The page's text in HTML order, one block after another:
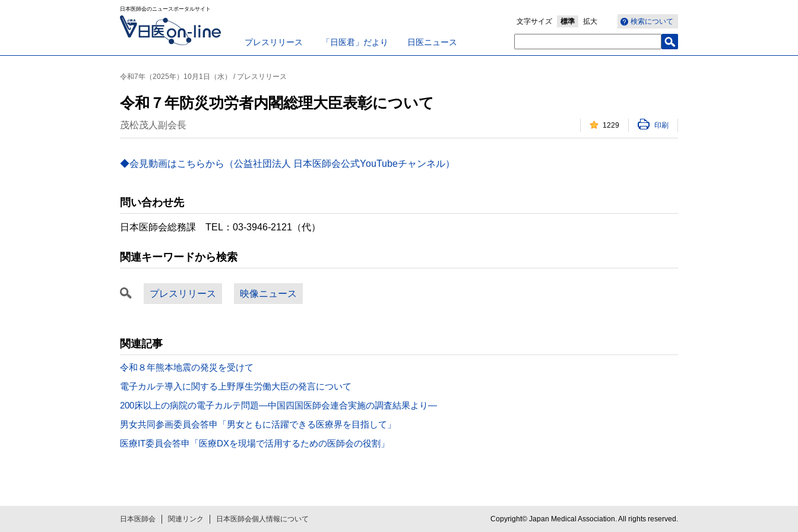
日本医師会のニュースポータルサイト
プレスリリース 「日医君」だより 日医ニュース
検索について
文字サイズ 標準 拡大
令和7年（2025年）10月1日（水） / プレスリリース
令和７年防災功労者内閣総理大臣表彰について
茂松茂人副会長 1229 印刷
◆会見動画はこちらから（公益社団法人 日本医師会公式YouTubeチャンネル）
問い合わせ先
日本医師会総務課 TEL：03-3946-2121（代）
関連キーワードから検索
プレスリリース 映像ニュース
関連記事
令和８年熊本地震の発災を受けて
電子カルテ導入に関する上野厚生労働大臣の発言について
200床以上の病院の電子カルテ問題―中国四国医師会連合実施の調査結果より―
男女共同参画委員会答申「男女ともに活躍できる医療界を目指して」
医療IT委員会答申「医療DXを現場で活用するための医師会の役割」
日本医師会 関連リンク 日本医師会個人情報について Copyright© Japan Medical Association. All rights reserved.